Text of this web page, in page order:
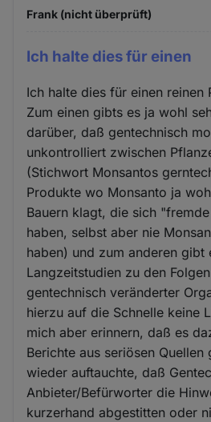
Frank (nicht überprüft)
Ich halte dies für einen
Ich halte dies für einen reinen
Zum einen gibts es ja wohl
darüber, daß gentechnisch
unkontrolliert zwischen
(Stichwort Monsantos
Produkte wo Monsanto ja
Bauern klagt, die sich
haben, selbst aber nie
haben) und zum anderen gibt
Langzeitstudien zu den
gentechnisch veränderter
hierzu auf die Schnelle keine
mich aber erinnern, daß es
Berichte aus seriösen
wieder auftauchte, daß
Anbieter/Befürworter die
kurzerhand abgestitten oder